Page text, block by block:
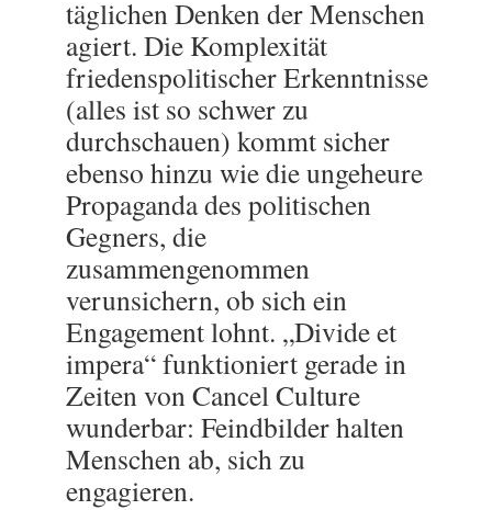
täglichen Denken der Menschen
agiert. Die Komplexität
friedenspolitischer Erkenntnisse
(alles ist so schwer zu
durchschauen) kommt sicher
ebenso hinzu wie die ungeheure
Propaganda des politischen
Gegners, die
zusammengenommen
verunsichern, ob sich ein
Engagement lohnt. „Divide et
impera“ funktioniert gerade in
Zeiten von Cancel Culture
wunderbar: Feindbilder halten
Menschen ab, sich zu
engagieren.